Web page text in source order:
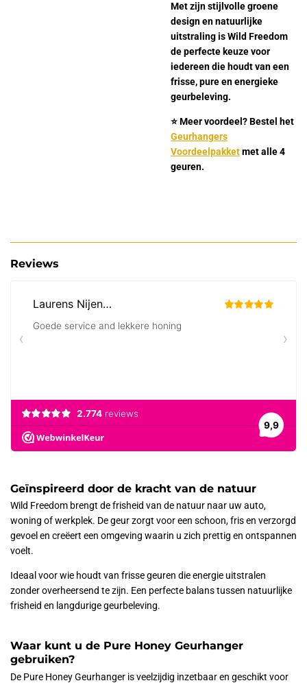
Met zijn stijlvolle groene
design en natuurlijke
uitstraling is Wild Freedom
de perfecte keuze voor
iedereen die houdt van een
frisse, pure en energieke
geurbeleving.
⭐ Meer voordeel? Bestel het
Geurhangers
Voordeelpakketmet alle 4
geuren.
Reviews
Geïnspireerd door de kracht van de natuur
Wild Freedom brengt de frisheid van de natuur naar uw auto,
woning of werkplek. De geur zorgt voor een schoon, fris en verzorgd
gevoel en creëert een omgeving waarin u zich prettig en ontspannen
voelt.
Ideaal voor wie houdt van frisse geuren die energie uitstralen
zonder overheersend te zijn. Een perfecte balans tussen natuurlijke
frisheid en langdurige geurbeleving.
Waar kunt u de Pure Honey Geurhanger
gebruiken?
De Pure Honey Geurhanger is veelzijdig inzetbaar en geschikt voor